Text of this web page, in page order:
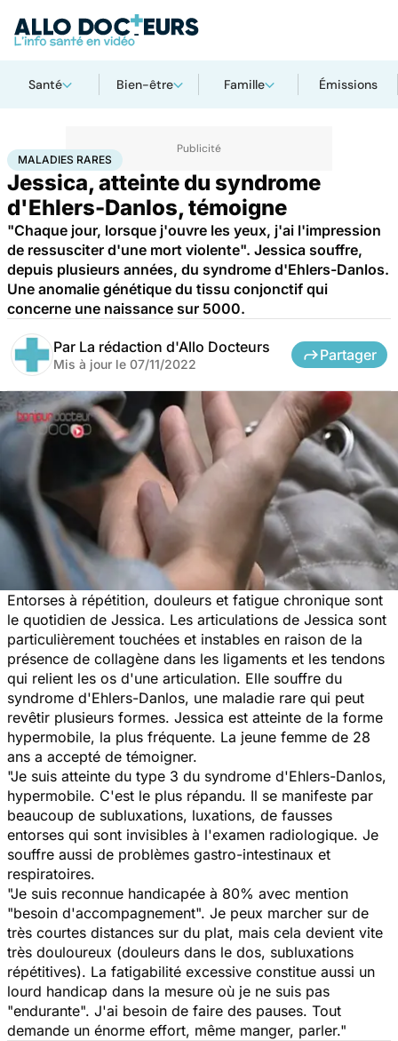
Santé Bien-être Famille Émissions
AccueilSantéMaladies Maladies raresMaladies rares
MALADIES RARES
Jessica, atteinte du syndrome
d'Ehlers-Danlos, témoigne
"Chaque jour, lorsque j'ouvre les yeux, j'ai l'impression
de ressusciter d'une mort violente". Jessica souffre,
depuis plusieurs années, du syndrome d'Ehlers-Danlos.
Une anomalie génétique du tissu conjonctif qui
concerne une naissance sur 5000.
Par La rédaction d'Allo Docteurs
Mis à jour le 07/11/2022
Partager
Entorses à répétition, douleurs et fatigue chronique sont
le quotidien de Jessica. Les articulations de Jessica sont
particulièrement touchées et instables en raison de la
présence de collagène dans les ligaments et les tendons
qui relient les os d'une articulation. Elle souffre du
syndrome d'Ehlers-Danlos, une maladie rare qui peut
revêtir plusieurs formes. Jessica est atteinte de la forme
hypermobile, la plus fréquente. La jeune femme de 28
ans a accepté de témoigner.
"Je suis atteinte du type 3 du syndrome d'Ehlers-Danlos,
hypermobile. C'est le plus répandu. Il se manifeste par
beaucoup de subluxations, luxations, de fausses
entorses qui sont invisibles à l'examen radiologique. Je
souffre aussi de problèmes gastro-intestinaux et
respiratoires.
"Je suis reconnue handicapée à 80% avec mention
"besoin d'accompagnement". Je peux marcher sur de
très courtes distances sur du plat, mais cela devient vite
très douloureux (douleurs dans le dos, subluxations
répétitives). La fatigabilité excessive constitue aussi un
lourd handicap dans la mesure où je ne suis pas
"endurante". J'ai besoin de faire des pauses. Tout
demande un énorme effort, même manger, parler."